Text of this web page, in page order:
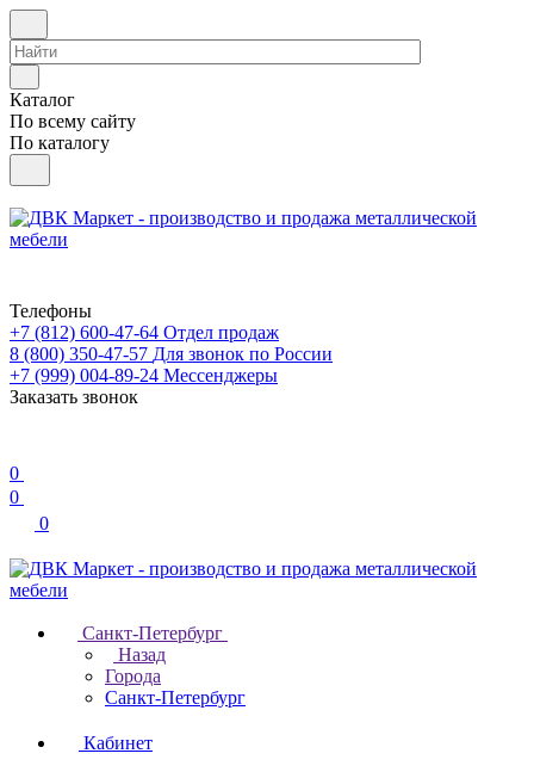
Каталог
По всему сайту
По каталогу
Телефоны
+7 (812) 600-47-64 Отдел продаж
8 (800) 350-47-57 Для звонок по России
+7 (999) 004-89-24 Мессенджеры
Заказать звонок
0
0
0
Санкт-Петербург
Назад
Города
Санкт-Петербург
Кабинет